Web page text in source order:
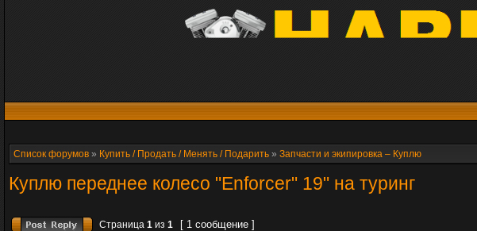
Список форумов » Купить / Продать / Менять / Подарить » Запчасти и экипировка – Куплю
Куплю переднее колесо "Enforcer" 19" на туринг
Страница 1 из 1 [ 1 сообщение ]